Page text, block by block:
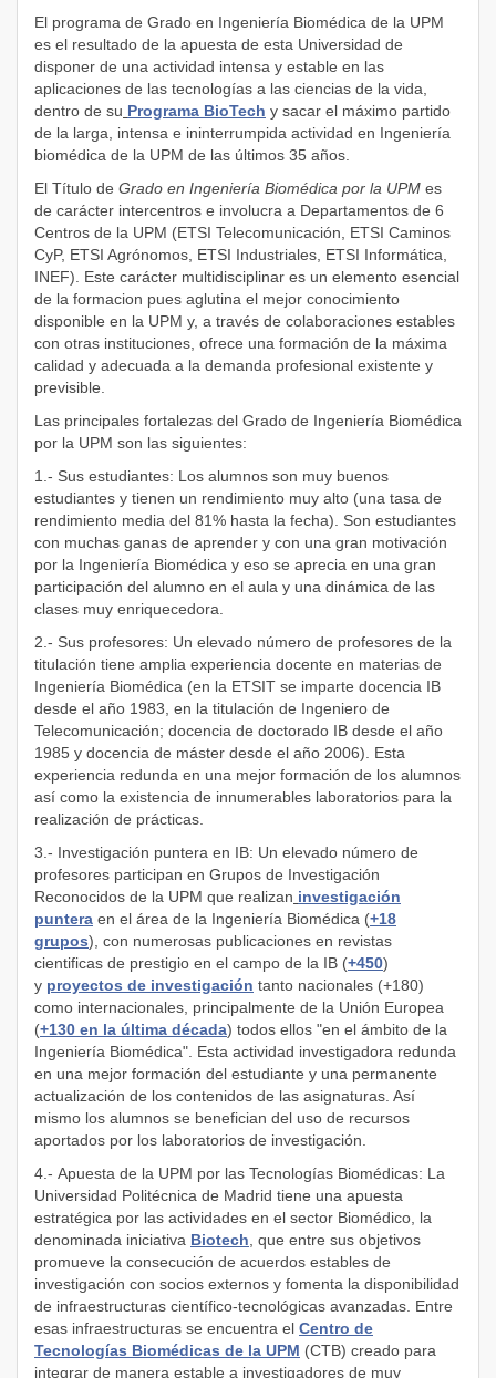
El programa de Grado en Ingeniería Biomédica de la UPM
es el resultado de la apuesta de esta Universidad de
disponer de una actividad intensa y estable en las
aplicaciones de las tecnologías a las ciencias de la vida,
dentro de su Programa BioTech y sacar el máximo partido
de la larga, intensa e ininterrumpida actividad en Ingeniería
biomédica de la UPM de las últimos 35 años.
El Título de Grado en Ingeniería Biomédica por la UPM es
de carácter intercentros e involucra a Departamentos de 6
Centros de la UPM (ETSI Telecomunicación, ETSI Caminos
CyP, ETSI Agrónomos, ETSI Industriales, ETSI Informática,
INEF). Este carácter multidisciplinar es un elemento esencial
de la formacion pues aglutina el mejor conocimiento
disponible en la UPM y, a través de colaboraciones estables
con otras instituciones, ofrece una formación de la máxima
calidad y adecuada a la demanda profesional existente y
previsible.
Las principales fortalezas del Grado de Ingeniería Biomédica
por la UPM son las siguientes:
1.- Sus estudiantes: Los alumnos son muy buenos
estudiantes y tienen un rendimiento muy alto (una tasa de
rendimiento media del 81% hasta la fecha). Son estudiantes
con muchas ganas de aprender y con una gran motivación
por la Ingeniería Biomédica y eso se aprecia en una gran
participación del alumno en el aula y una dinámica de las
clases muy enriquecedora.
2.- Sus profesores: Un elevado número de profesores de la
titulación tiene amplia experiencia docente en materias de
Ingeniería Biomédica (en la ETSIT se imparte docencia IB
desde el año 1983, en la titulación de Ingeniero de
Telecomunicación; docencia de doctorado IB desde el año
1985 y docencia de máster desde el año 2006). Esta
experiencia redunda en una mejor formación de los alumnos
así como la existencia de innumerables laboratorios para la
realización de prácticas.
3.- Investigación puntera en IB: Un elevado número de
profesores participan en Grupos de Investigación
Reconocidos de la UPM que realizan investigación
puntera en el área de la Ingeniería Biomédica (+18
grupos), con numerosas publicaciones en revistas
cientificas de prestigio en el campo de la IB (+450)
y proyectos de investigación tanto nacionales (+180)
como internacionales, principalmente de la Unión Europea
(+130 en la última década) todos ellos "en el ámbito de la
Ingeniería Biomédica". Esta actividad investigadora redunda
en una mejor formación del estudiante y una permanente
actualización de los contenidos de las asignaturas. Así
mismo los alumnos se benefician del uso de recursos
aportados por los laboratorios de investigación.
4.- Apuesta de la UPM por las Tecnologías Biomédicas: La
Universidad Politécnica de Madrid tiene una apuesta
estratégica por las actividades en el sector Biomédico, la
denominada iniciativa Biotech , que entre sus objetivos
promueve la consecución de acuerdos estables de
investigación con socios externos y fomenta la disponibilidad
de infraestructuras científico-tecnológicas avanzadas. Entre
esas infraestructuras se encuentra el Centro de
Tecnologías Biomédicas de la UPM (CTB) creado para
integrar de manera estable a investigadores de muy